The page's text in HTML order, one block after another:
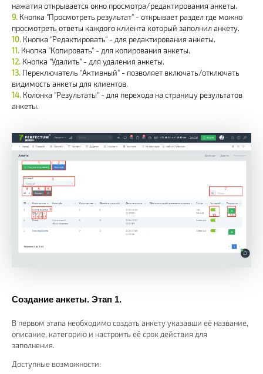
нажатия открывается окно просмотра/редактирования анкеты.
Кнопка "Просмотреть результат" - открывает раздел где можно
просмотреть ответы каждого клиента который заполнил анкету.
Кнопка "Редактировать" - для редактирования анкеты.
Кнопка "Копировать" - для копирования анкеты.
Кнопка "Удалить" - для удаления анкеты.
Переключатель "Активный" - позволяет включать/отключать
видимость анкеты для клиентов.
Колонка "Результаты" - для перехода на страницу результатов
анкеты.
Создание анкеты. Этап 1.
В первом этапа необходимо создать анкету указавши её название,
описание, категорию и настроить её срок действия для
заполнения.
Доступные возможности: